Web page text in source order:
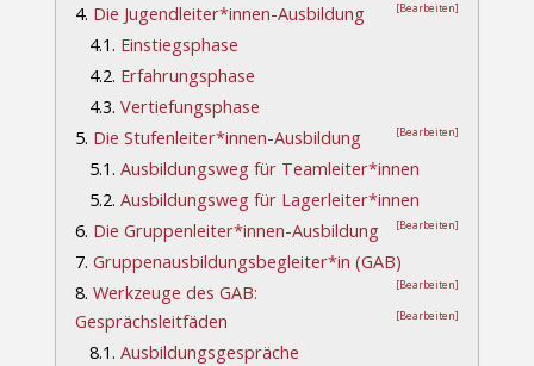
4. Die Jugendleiter*innen-Ausbildung [Bearbeiten]
4.1. Einstiegsphase
4.2. Erfahrungsphase
4.3. Vertiefungsphase
5. Die Stufenleiter*innen-Ausbildung [Bearbeiten]
5.1. Ausbildungsweg für Teamleiter*innen
5.2. Ausbildungsweg für Lagerleiter*innen
6. Die Gruppenleiter*innen-Ausbildung [Bearbeiten]
7. Gruppenausbildungsbegleiter*in (GAB)
[Bearbeiten]
8. Werkzeuge des GAB:
Gesprächsleitfäden
[Bearbeiten]
8.1. Ausbildungsgespräche